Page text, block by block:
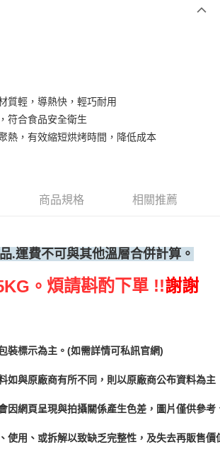
含以上)免運費
質輕，導熱快，輕巧耐用
符合食品安全衛生
熱，有效縮短烘烤時間，降低成本
商品規格 相關推薦
.運費不可與其他溫層合併計算。
。 煩請斟酌下單 !!謝謝
裝標示為主。(如需詳情可私訊官網)
如與原廠商有所不同，則以原廠商公布資料為主
因網頁呈現與拍攝關係產生色差，圖片僅供參
使用、或拆解以致缺乏完整性，及失去再販售